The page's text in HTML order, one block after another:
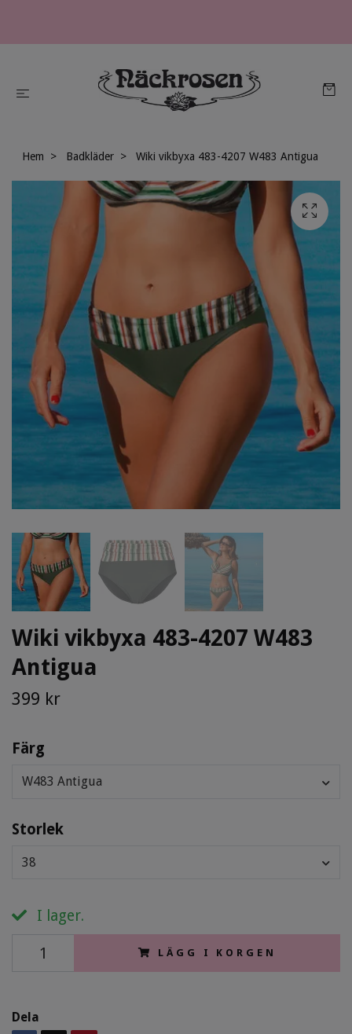
Hem Badkläder Wiki vikbyxa 483-4207 W483 Antigua
Wiki vikbyxa 483-4207 W483
Antigua
399 kr
Färg
W483 Antigua
Storlek
38
I lager.
LÄGG I KORGEN
Dela